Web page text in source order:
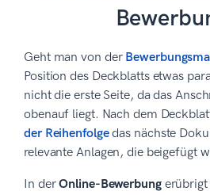
Geht man von der
Position des Deckblatts etwas
nicht die erste Seite, da das
obenauf liegt. Nach dem
der Reihenfolgedas nächste
relevante Anlagen, die beigefügt
In derOnline-Bewerbung erübrigt